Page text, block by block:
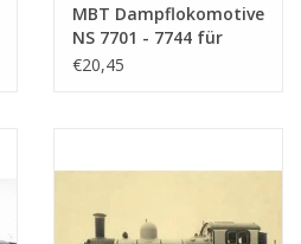
MBT Dampflokomotive
NS 7701 - 7744 für
Spur 0 - Bauzeichnung
€20,45